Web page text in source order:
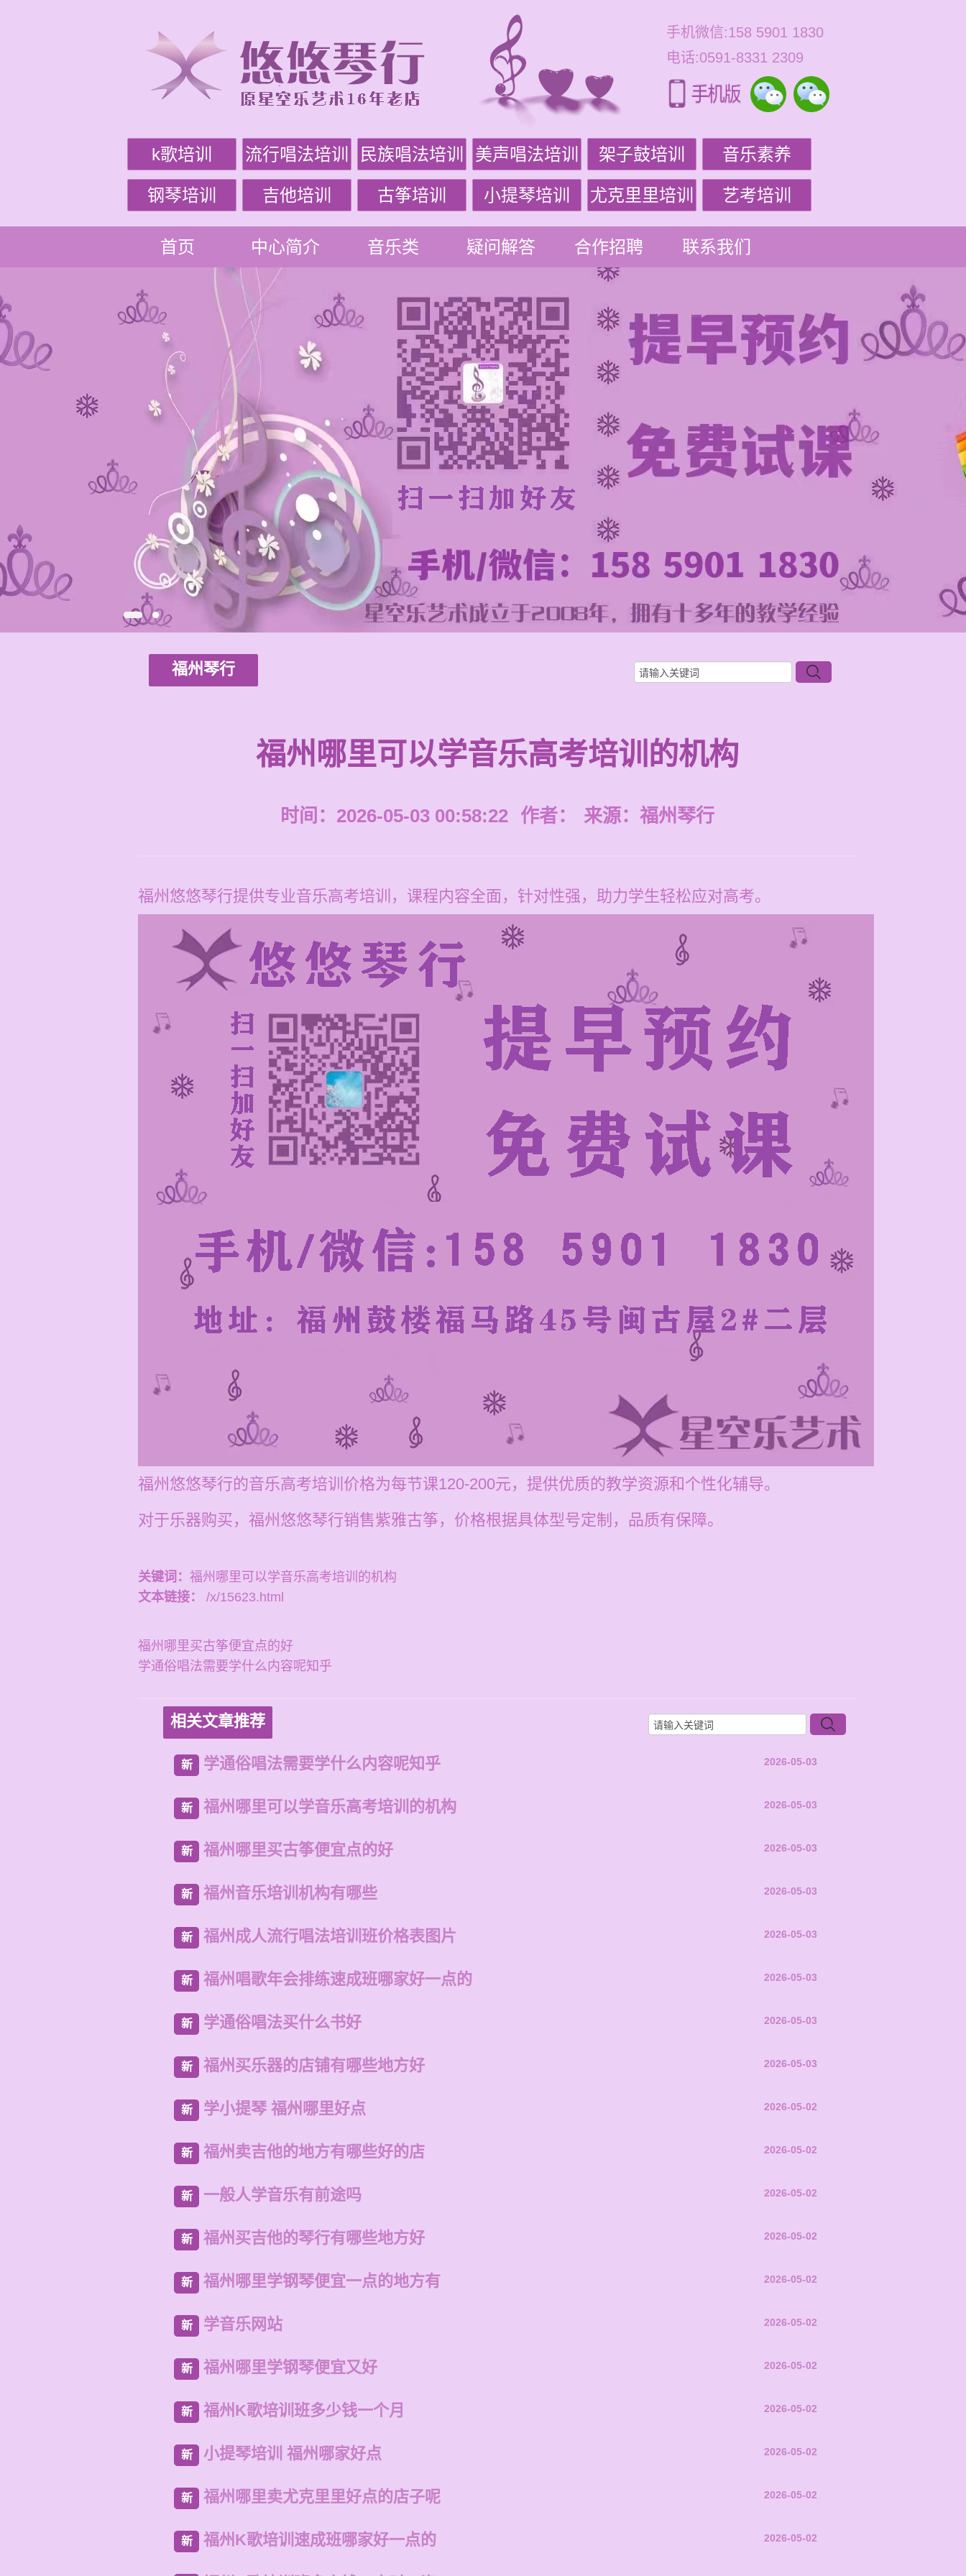
手机微信:158 5901 1830
电话:0591-8331 2309
k歌培训 流行唱法培训 民族唱法培训 美声唱法培训 架子鼓培训 音乐素养
钢琴培训 吉他培训 古筝培训 小提琴培训 尤克里里培训 艺考培训
首页 中心简介 音乐类 疑问解答 合作招聘 联系我们
福州琴行
福州哪里可以学音乐高考培训的机构
时间：2026-05-03 00:58:22 作者： 来源： 福州琴行
福州悠悠琴行提供专业音乐高考培训，课程内容全面，针对性强，助力学生轻松应对高考。
福州悠悠琴行的音乐高考培训价格为每节课120-200元，提供优质的教学资源和个性化辅导。
对于乐器购买，福州悠悠琴行销售紫雅古筝，价格根据具体型号定制，品质有保障。
关键词： 福州哪里可以学音乐高考培训的机构
文本链接：
/x/15623.html
福州哪里买古筝便宜点的好
学通俗唱法需要学什么内容呢知乎
相关文章推荐
新 学通俗唱法需要学什么内容呢知乎 2026-05-03
新 福州哪里可以学音乐高考培训的机构 2026-05-03
新 福州哪里买古筝便宜点的好 2026-05-03
新 福州音乐培训机构有哪些 2026-05-03
新 福州成人流行唱法培训班价格表图片 2026-05-03
新 福州唱歌年会排练速成班哪家好一点的 2026-05-03
新 学通俗唱法买什么书好 2026-05-03
新 福州买乐器的店铺有哪些地方好 2026-05-03
新 学小提琴 福州哪里好点 2026-05-02
新 福州卖吉他的地方有哪些好的店 2026-05-02
新 一般人学音乐有前途吗 2026-05-02
新 福州买吉他的琴行有哪些地方好 2026-05-02
新 福州哪里学钢琴便宜一点的地方有 2026-05-02
新 学音乐网站 2026-05-02
新 福州哪里学钢琴便宜又好 2026-05-02
新 福州K歌培训班多少钱一个月 2026-05-02
新 小提琴培训 福州哪家好点 2026-05-02
新 福州哪里卖尤克里里好点的店子呢 2026-05-02
新 福州K歌培训速成班哪家好一点的 2026-05-02